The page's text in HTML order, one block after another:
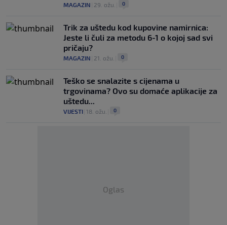
MAGAZIN 29. ožu. 0
Trik za uštedu kod kupovine namirnica:
Jeste li čuli za metodu 6-1 o kojoj sad svi
pričaju?
MAGAZIN 21. ožu. 0
Teško se snalazite s cijenama u
trgovinama? Ovo su domaće aplikacije za
uštedu...
VIJESTI 18. ožu. 0
Oglas